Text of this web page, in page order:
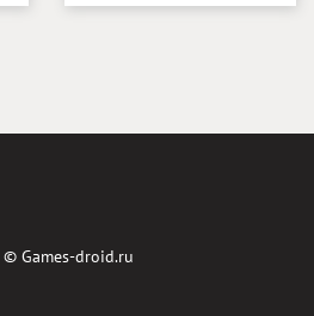
© Games-droid.ru